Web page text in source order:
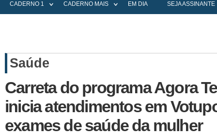
CADERNO 1 CADERNO MAIS EM DIA SEJA ASSINANTE
Saúde
Carreta do programa Agora
inicia atendimentos em
exames de saúde da mulher